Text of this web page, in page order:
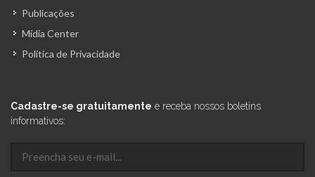
Publicações
Mídia Center
Política de Privacidade
Cadastre-se gratuitamente e receba nossos boletins
informativos: